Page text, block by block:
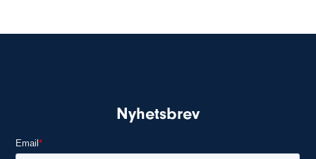
Nyhetsbrev